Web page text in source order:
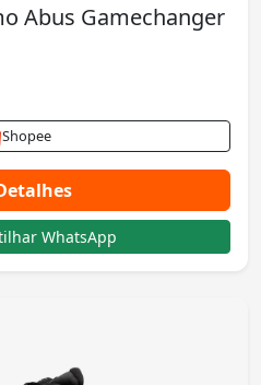
Abus Gamechanger
Shopee
WhatsApp